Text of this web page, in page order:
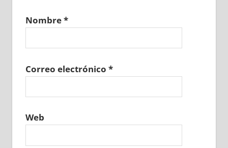
Nombre*
Correo electrónico *
Web